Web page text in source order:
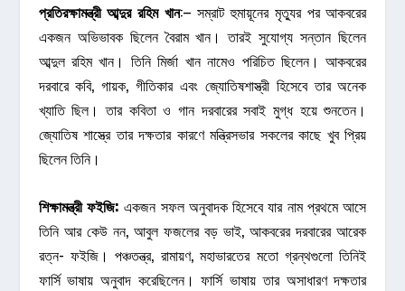
প্রতিরক্ষামন্ত্রী আব্দুর রহিম খান:– সম্রাট হুমায়ূনের মৃত্যুর পর আকবরের
একজন অভিভাবক ছিলেন বৈরাম খান। তারই সুযোগ্য সন্তান ছিলেন
আব্দুল রহিম খান। তিনি মির্জা খান নামেও পরিচিত ছিলেন। আকবরের
দরবারে কবি, গায়ক, গীতিকার এবং জ্যোতিষশাস্ত্রী হিসেবে তার অনেক
খ্যাতি ছিল। তার কবিতা ও গান দরবারের সবাই মুগ্ধ হয়ে শুনতেন।
জ্যোতিষ শাস্ত্রে তার দক্ষতার কারণে মন্ত্রিসভার সকলের কাছে খুব প্রিয়
ছিলেন তিনি।
শিক্ষামন্ত্রী ফইজি: একজন সফল অনুবাদক হিসেবে যার নাম প্রথমে আসে
তিনি আর কেউ নন, আবুল ফজলের বড় ভাই, আকবরের দরবারের আরেক
রত্ন- ফইজি। পঞ্চতন্ত্র, রামায়ণ, মহাভারতের মতো গ্রন্থগুলো তিনিই
ফার্সি ভাষায় অনুবাদ করেছিলেন। ফার্সি ভাষায় তার অসাধারণ দক্ষতার